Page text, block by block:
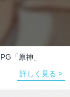
「原神」
詳しく見る >